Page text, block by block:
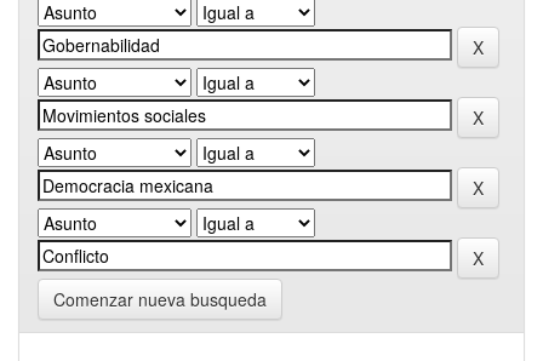
Comenzar nueva busqueda